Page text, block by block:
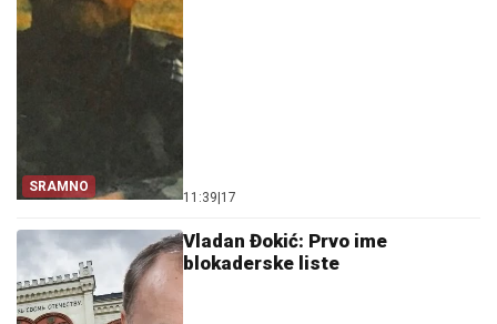
SRAMNO
11:39 17
Vladan Đokić: Prvo ime
blokaderske liste